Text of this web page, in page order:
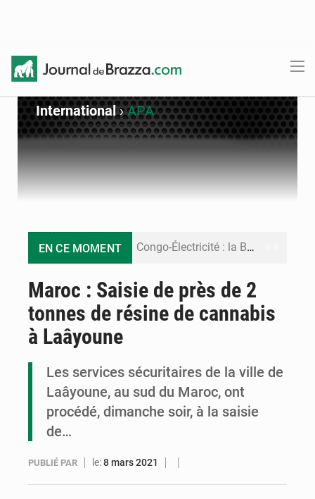
International›APA
EN CE MOMENT Congo-Électricité : la BAD renforce son appui pour accélérer les investissements
Assassinat de l’entrepreneur sportif Vally Amisi : le principal suspect arrêté à Brazzaville
Congo : l’UDSN célèbre 393 nouveaux diplômés et mise sur l’excellence académique
Maroc : Saisie de près de 2
tonnes de résine de cannabis
à Laâyoune
Les services sécuritaires de la ville de
Laâyoune, au sud du Maroc, ont
procédé, dimanche soir, à la saisie
de…
PUBLIÉ PAR le:8 mars 2021